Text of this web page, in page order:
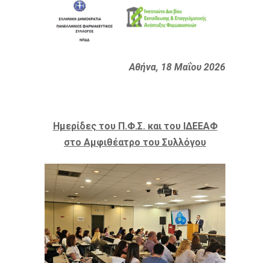
Αθήνα, 18 Μαΐου 2026
Ημερίδες του Π.Φ.Σ. και του ΙΔΕΕΑΦ
στο Αμφιθέατρο του Συλλόγου